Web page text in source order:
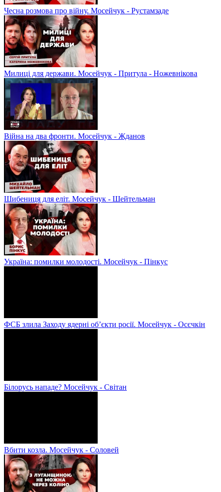
Чесна розмова про війну. Мосейчук - Рустамзаде
Милиці для держави. Мосейчук - Притула - Ножевнікова
Війна на два фронти. Мосейчук - Жданов
Шибениця для еліт. Мосейчук - Шейтельман
Україна: помилки молодості. Мосейчук - Пінкус
ФСБ злила Заходу ядерні об’єкти росії. Мосейчук - Осєчкін
Білорусь нападе? Мосейчук - Світан
Вбити козла. Мосейчук - Соловей